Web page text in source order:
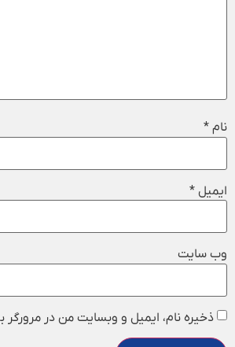
نام *
ایمیل *
وب‌ سایت
ذخیره نام، ایمیل و وبسایت من در مرورگر